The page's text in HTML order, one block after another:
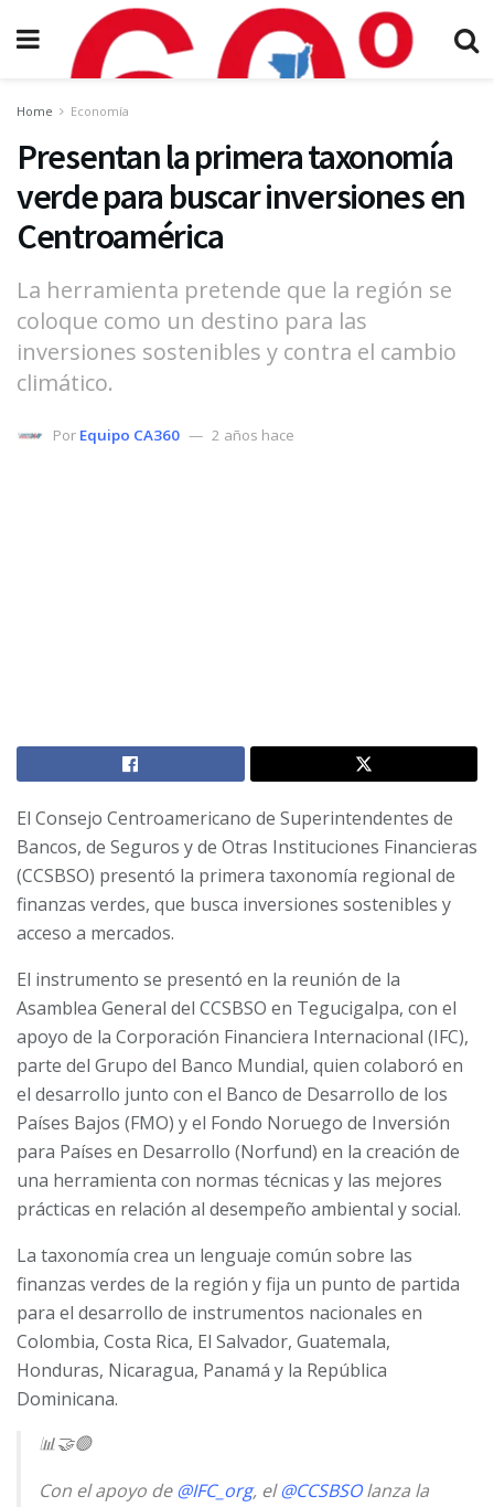
Home Economía
Presentan la primera taxonomía
verde para buscar inversiones en
Centroamérica
La herramienta pretende que la región se
coloque como un destino para las
inversiones sostenibles y contra el cambio
climático.
Por Equipo CA360 2 años hace
El Consejo Centroamericano de Superintendentes de
Bancos, de Seguros y de Otras Instituciones Financieras
(CCSBSO) presentó la primera taxonomía regional de
finanzas verdes, que busca inversiones sostenibles y
acceso a mercados.
El instrumento se presentó en la reunión de la
Asamblea General del CCSBSO en Tegucigalpa, con el
apoyo de la Corporación Financiera Internacional (IFC),
parte del Grupo del Banco Mundial, quien colaboró en
el desarrollo junto con el Banco de Desarrollo de los
Países Bajos (FMO) y el Fondo Noruego de Inversión
para Países en Desarrollo (Norfund) en la creación de
una herramienta con normas técnicas y las mejores
prácticas en relación al desempeño ambiental y social.
La taxonomía crea un lenguaje común sobre las
finanzas verdes de la región y fija un punto de partida
para el desarrollo de instrumentos nacionales en
Colombia, Costa Rica, El Salvador, Guatemala,
Honduras, Nicaragua, Panamá y la República
Dominicana.
📊🤝🟢
Con el apoyo de@IFC_org, el@CCSBSOlanza la